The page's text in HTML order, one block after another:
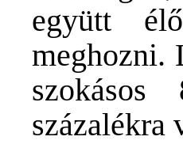
együtt
meghozni.
szokásos
százalékra